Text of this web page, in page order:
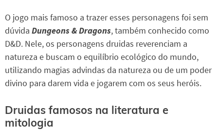
O jogo mais famoso a trazer esses personagens foi sem
dúvida Dungeons & Dragons, também conhecido como
D&D. Nele, os personagens druidas reverenciam a
natureza e buscam o equilíbrio ecológico do mundo,
utilizando magias advindas da natureza ou de um poder
divino para darem vida e jogarem com os seus heróis.
Druidas famosos na literatura e
mitologia